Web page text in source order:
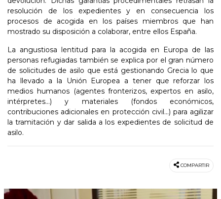
resolución de los expedientes y en consecuencia los
procesos de acogida en los países miembros que han
mostrado su disposición a colaborar, entre ellos España.
La angustiosa lentitud para la acogida en Europa de las
personas refugiadas también se explica por el gran número
de solicitudes de asilo que está gestionando Grecia lo que
ha llevado a la Unión Europea a tener que reforzar los
medios humanos (agentes fronterizos, expertos en asilo,
intérpretes...) y materiales (fondos económicos,
contribuciones adicionales en protección civil...) para agilizar
la tramitación y dar salida a los expedientes de solicitud de
asilo.
COMPARTIR